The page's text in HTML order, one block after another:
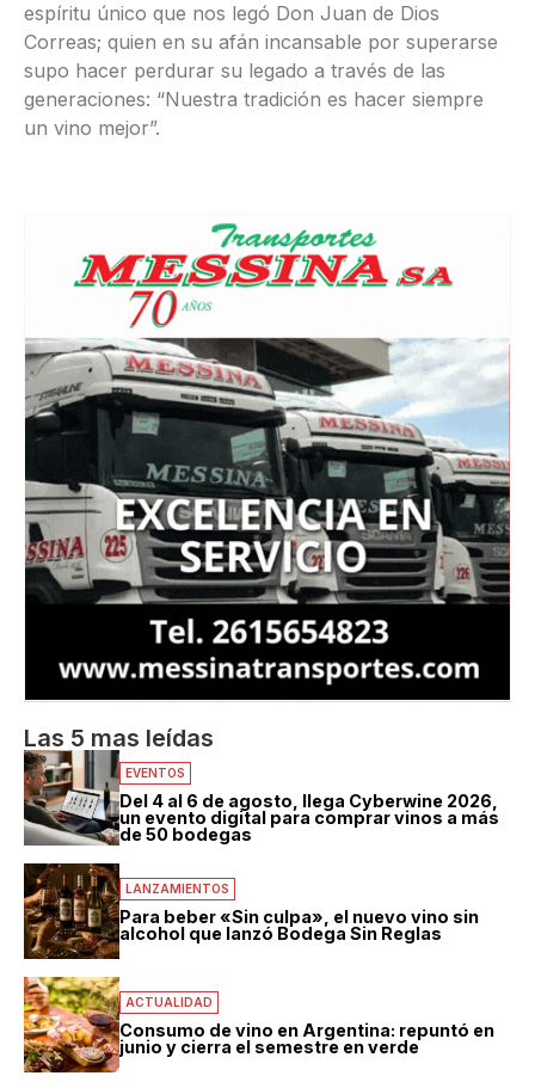
espíritu único que nos legó Don Juan de Dios
Correas; quien en su afán incansable por superarse
supo hacer perdurar su legado a través de las
generaciones: “Nuestra tradición es hacer siempre
un vino mejor”.
Las 5 mas leídas
EVENTOS
Del 4 al 6 de agosto, llega Cyberwine 2026,
un evento digital para comprar vinos a más
de 50 bodegas
LANZAMIENTOS
Para beber «Sin culpa», el nuevo vino sin
alcohol que lanzó Bodega Sin Reglas
ACTUALIDAD
Consumo de vino en Argentina: repuntó en
junio y cierra el semestre en verde